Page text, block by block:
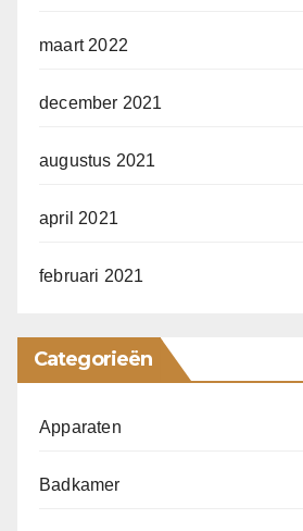
maart 2022
december 2021
augustus 2021
april 2021
februari 2021
Categorieën
Apparaten
Badkamer